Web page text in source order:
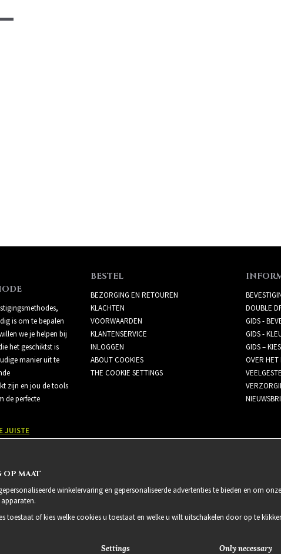
is om te bepalen
we je helpen bij
het geschiktst is
manier uit te
zijn en jou de tools
de perfecte
JUISTE
BESTEL
BEZORGING EN RETOUREN
KLACHTEN
VOORWAARDEN
KLANTENSERVICE
INLOGGEN
ABOUT COOKIES
THE COOKIE SETTINGS
DOUBLE
GIDS -
GIDS -
GIDS –
OVER HET
2021 Delightful Hair
OP MAAT
winkelervaring en gepersonaliseerde advertenties te bieden en om
toestaat of kies welke cookies u toestaat en welke u wilt uitschakelen door op te
Settings Only necessary